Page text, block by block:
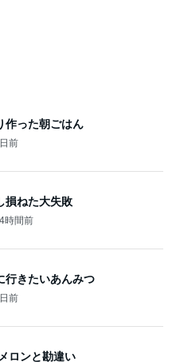
作った朝ごはん
前
損ねた大失敗
時間前
行きたいあんみつ
前
ロンと勘違い